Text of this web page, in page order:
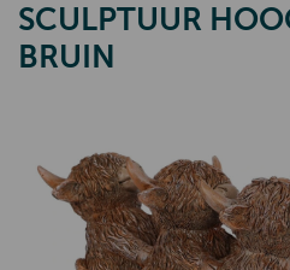
SCULPTUUR
BRUIN